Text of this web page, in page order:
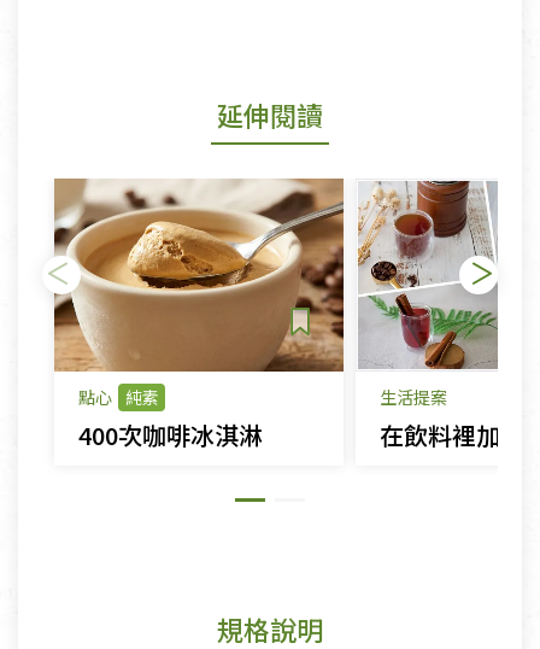
延伸閱讀
點心 純素
400次咖啡冰淇淋
生活提案
規格說明